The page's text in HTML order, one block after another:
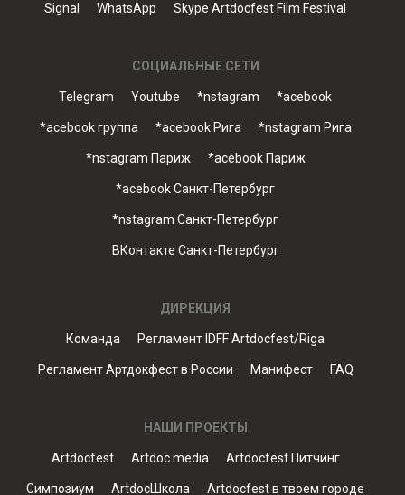
Signal WhatsApp Skype Artdocfest Film Festival
СОЦИАЛЬНЫЕ СЕТИ
Telegram Youtube *nstagram *acebook
*acebook группа *acebook Рига *nstagram Рига
*nstagram Париж *acebook Париж
*acebook Санкт-Петербург
*nstagram Санкт-Петербург
ВКонтакте Санкт-Петербург
ДИРЕКЦИЯ
Команда Регламент IDFF Artdocfest/Riga
Регламент Артдокфест в России Манифест FAQ
НАШИ ПРОЕКТЫ
Artdocfest Artdoc.media Artdocfest Питчинг
Симпозиум ArtdocШкола Artdocfest в твоем городе